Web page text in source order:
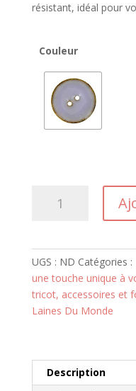
résistant, idéal pour
Couleur
40mm
Laqué
UGS : ND Catégories :
une touche unique à
tricot, accessoires et
Laines Du Monde
Description